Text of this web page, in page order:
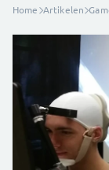
Home Artikelen